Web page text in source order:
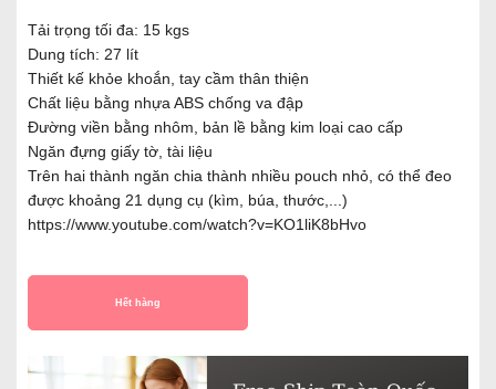
Tải trọng tối đa: 15 kgs
Dung tích: 27 lít
Thiết kế khỏe khoắn, tay cầm thân thiện
Chất liệu bằng nhựa ABS chống va đập
Đường viền bằng nhôm, bản lề bằng kim loại cao cấp
Ngăn đựng giấy tờ, tài liệu
Trên hai thành ngăn chia thành nhiều pouch nhỏ, có thể đeo
được khoảng 21 dụng cụ (kìm, búa, thước,...)
https://www.youtube.com/watch?v=KO1liK8bHvo
Hết hàng